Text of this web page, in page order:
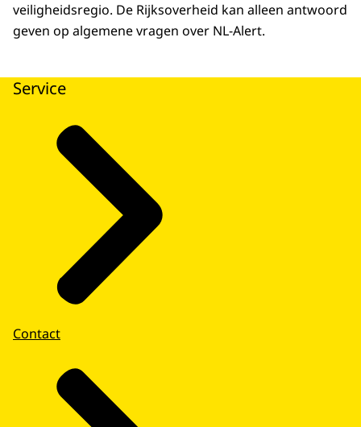
veiligheidsregio. De Rijksoverheid kan alleen antwoord
geven op algemene vragen over NL-Alert.
Service
Contact